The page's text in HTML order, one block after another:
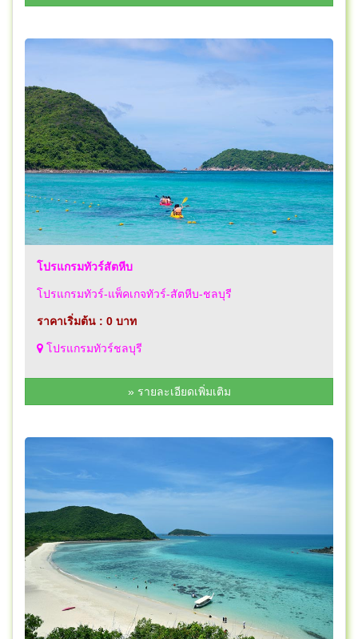
โปรแกรมทัวร์สัตหีบ
โปรแกรมทัวร์-แพ็คเกจทัวร์-สัตหีบ-ชลบุรี
ราคาเริ่มต้น : 0 บาท
โปรแกรมทัวร์ชลบุรี
» รายละเอียดเพิ่มเติม